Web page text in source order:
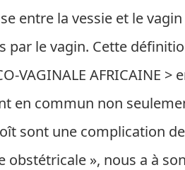
entre la vessie et le
par le vagin. Cette
VAGINALE AFRICAINE
en commun non
sont une complication de
obstétricale », nous a à